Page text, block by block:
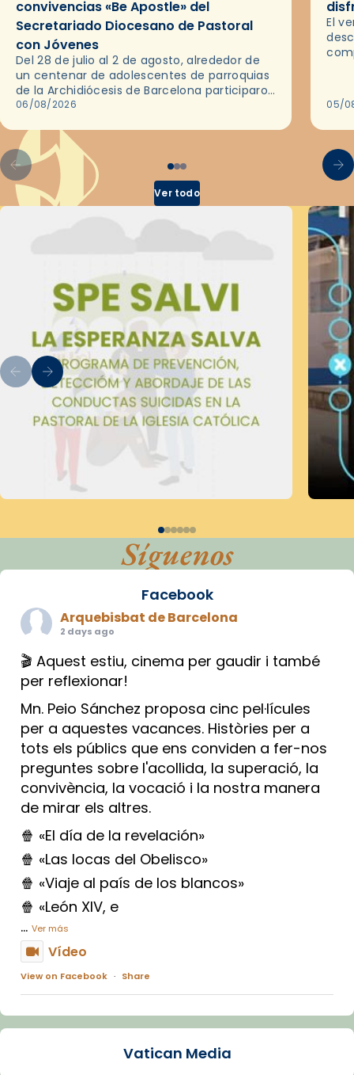
convivencias «Be Apostle» del
Secretariado Diocesano de Pastoral
con Jóvenes
Del 28 de julio al 2 de agosto, alrededor de
un centenar de adolescentes de parroquias
de la Archidiócesis de Barcelona participaron
en las convivencias Be Apostle, organizadas
06/08/2026
El
05/
Ver todo
Síguenos
Facebook
Arquebisbat de Barcelona
2 days ago
🎬 Aquest estiu, cinema per gaudir i també
per reflexionar!
Mn. Peio Sánchez proposa cinc pel·lícules
per a aquestes vacances. Històries per a
tots els públics que ens conviden a fer-nos
preguntes sobre l'acollida, la superació, la
convivència, la vocació i la nostra manera
de mirar els altres.
🍿 «El día de la revelación»
🍿 «Las locas del Obelisco»
🍿 «Viaje al país de los blancos»
🍿 «León XIV, e
... Ver más
Vídeo
View on Facebook · Share
Arquebisbat de Barcelona
La Carmina va patir depressió. Fa gairebé
Vatican Media